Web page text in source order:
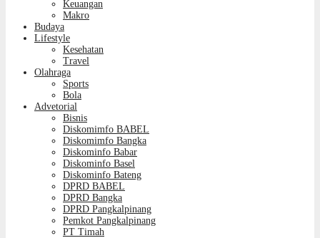
Keuangan
Makro
Budaya
Lifestyle
Kesehatan
Travel
Olahraga
Sports
Bola
Advetorial
Bisnis
Diskomimfo BABEL
Diskomimfo Bangka
Diskominfo Babar
Diskominfo Basel
Diskominfo Bateng
DPRD BABEL
DPRD Bangka
DPRD Pangkalpinang
Pemkot Pangkalpinang
PT Timah